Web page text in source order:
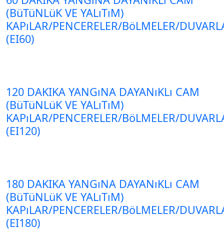
(BüTüNLüK VE YALıTıM)
KAPıLAR/PENCERELER/BöLMELER/
(EI60)
120 DAKIKA YANGıNA DAYANıKLı CAM
(BüTüNLüK VE YALıTıM)
KAPıLAR/PENCERELER/BöLMELER/
(EI120)
180 DAKIKA YANGıNA DAYANıKLı CAM
(BüTüNLüK VE YALıTıM)
KAPıLAR/PENCERELER/BöLMELER/
(EI180)